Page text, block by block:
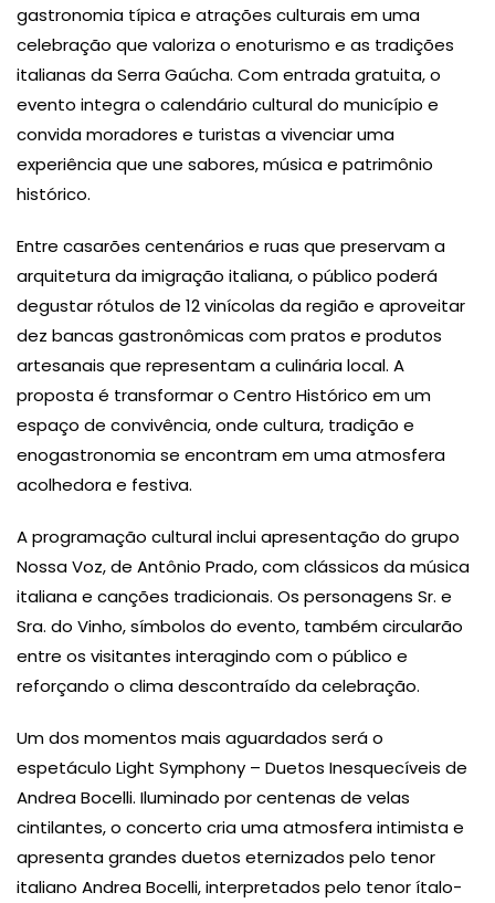
gastronomia típica e atrações culturais em uma
celebração que valoriza o enoturismo e as tradições
italianas da Serra Gaúcha. Com entrada gratuita, o
evento integra o calendário cultural do município e
convida moradores e turistas a vivenciar uma
experiência que une sabores, música e patrimônio
histórico.
Entre casarões centenários e ruas que preservam a
arquitetura da imigração italiana, o público poderá
degustar rótulos de 12 vinícolas da região e aproveitar
dez bancas gastronômicas com pratos e produtos
artesanais que representam a culinária local. A
proposta é transformar o Centro Histórico em um
espaço de convivência, onde cultura, tradição e
enogastronomia se encontram em uma atmosfera
acolhedora e festiva.
A programação cultural inclui apresentação do grupo
Nossa Voz, de Antônio Prado, com clássicos da música
italiana e canções tradicionais. Os personagens Sr. e
Sra. do Vinho, símbolos do evento, também circularão
entre os visitantes interagindo com o público e
reforçando o clima descontraído da celebração.
Um dos momentos mais aguardados será o
espetáculo Light Symphony – Duetos Inesquecíveis de
Andrea Bocelli. Iluminado por centenas de velas
cintilantes, o concerto cria uma atmosfera intimista e
apresenta grandes duetos eternizados pelo tenor
italiano Andrea Bocelli, interpretados pelo tenor ítalo-